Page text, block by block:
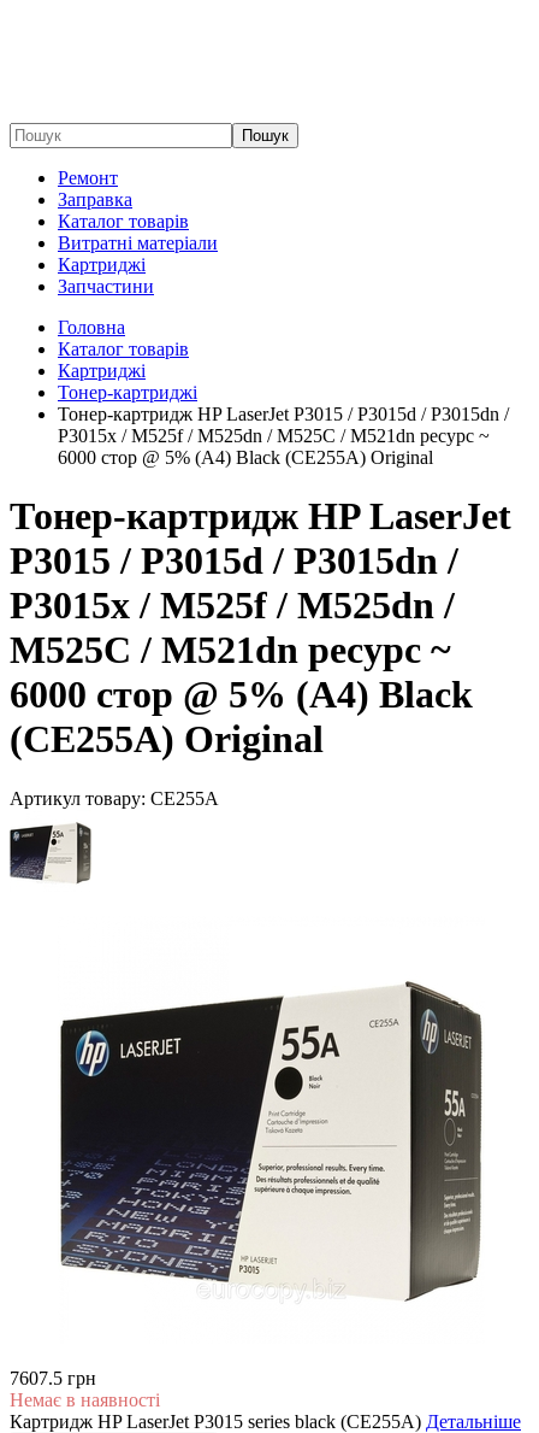
Пошук
Ремонт
Заправка
Каталог товарів
Витратні матеріали
Картриджі
Запчастини
Головна
Каталог товарів
Картриджі
Тонер-картриджі
Тонер-картридж HP LaserJet P3015 / P3015d / P3015dn /
P3015x / M525f / M525dn / M525C / M521dn ресурс ~
6000 стор @ 5% (A4) Black (CE255A) Original
Тонер-картридж HP LaserJet
P3015 / P3015d / P3015dn /
P3015x / M525f / M525dn /
M525C / M521dn ресурс ~
6000 стор @ 5% (A4) Black
(CE255A) Original
Артикул товару: CE255A
7607.5 грн
Немає в наявності
Картридж HP LaserJet P3015 series black (CE255A) Детальніше